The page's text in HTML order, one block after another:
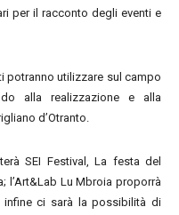
per il racconto degli eventi e
potranno utilizzare sul campo
alla realizzazione e alla
d’Otranto.
SEI Festival, La festa del
l’Art&Lab Lu Mbroia proporrà
infine ci sarà la possibilità di